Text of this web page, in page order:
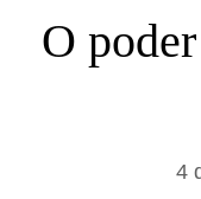
a
O
4